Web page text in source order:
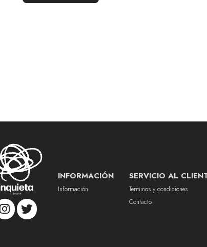
INFORMACIÓN
Información
SERVICIO AL
Terminos y condiciones
Contacto